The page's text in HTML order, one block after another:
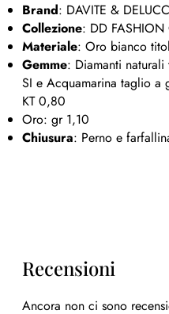
Brand: DAVITE &
Collezione: DD FASHION
Materiale: Oro bianco
Gemme: Diamanti
SI e Acquamarina taglio a
KT 0,80
Oro: gr 1,10
Chiusura: Perno e
Recensioni
Ancora non ci sono